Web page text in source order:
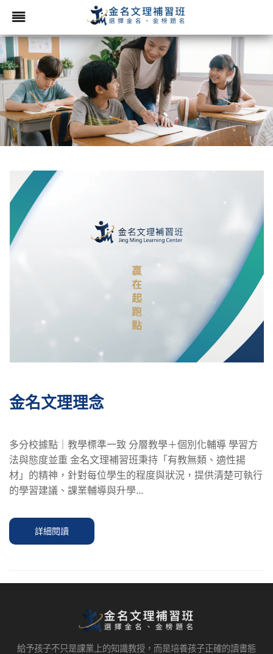
金名文理理念
多分校據點｜教學標準一致 分層教學＋個別化輔導 學習方
法與態度並重 金名文理補習班秉持「有教無類、適性揚
材」的精神，針對每位學生的程度與狀況，提供清楚可執行
的學習建議、課業輔導與升學...
詳細閱讀
給予孩子不只是課業上的知識教授，而是培養孩子正確的讀書態